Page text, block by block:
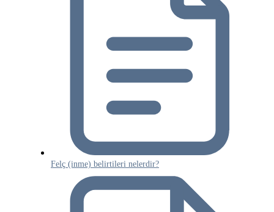
Felç (inme) belirtileri nelerdir?